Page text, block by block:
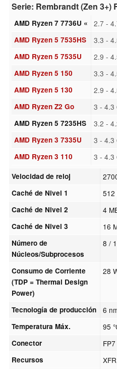
Serie: Rembrandt (Zen 3+)
AMD Ryzen 7 7736U « 2.7 -
AMD Ryzen 5 7535HS 3.3 -
AMD Ryzen 5 7535U 2.9 -
AMD Ryzen 5 150 3.3 -
AMD Ryzen 5 130 2.9 -
AMD Ryzen Z2 Go 3 - 4.3
AMD Ryzen 5 7235HS 3.2 -
AMD Ryzen 3 7335U 3 - 4.3
AMD Ryzen 3 110 3 - 4.3
Velocidad de reloj
Caché de Nivel 1 512
Caché de Nivel 2 4
Caché de Nivel 3 16
Número de
Núcleos/Subprocesos
8 /
Consumo de Corriente
(TDP = Thermal Design
Power)
28
Tecnología de producción 6
Temperatura Máx. 95
Conector FP7
Recursos